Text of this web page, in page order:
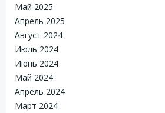
Май 2025
Апрель 2025
Август 2024
Июль 2024
Июнь 2024
Май 2024
Апрель 2024
Март 2024